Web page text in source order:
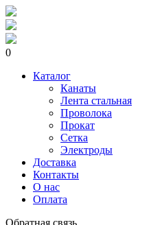
0
Каталог
Канаты
Лента стальная
Проволока
Прокат
Сетка
Электроды
Доставка
Контакты
О нас
Оплата
Обратная связь